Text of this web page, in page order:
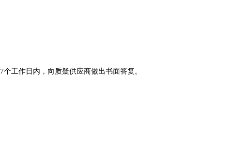
7个工作日内，向质疑供应商做出书面答复。